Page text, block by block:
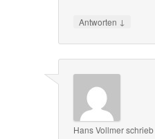
Antworten ↓
Hans Vollmerschrieb